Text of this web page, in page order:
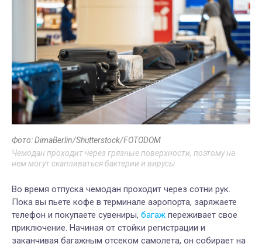
Фото: DimaBerlin/Shutterstock/FOTODOM
Чемодан проходит через грязные поверхности, поэтому на
нем могут скапливаться бактерии и вирусы
Во время отпуска чемодан проходит через сотни рук.
Пока вы пьете кофе в терминале аэропорта, заряжаете
телефон и покупаете сувениры, багаж переживает свое
приключение. Начиная от стойки регистрации и
заканчивая багажным отсеком самолета, он собирает на